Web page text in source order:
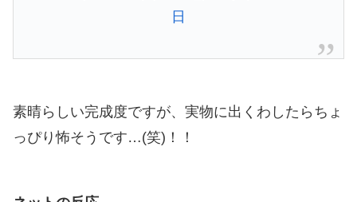
日
素晴らしい完成度ですが、実物に出くわしたらちょ
っぴり怖そうです…(笑)！！